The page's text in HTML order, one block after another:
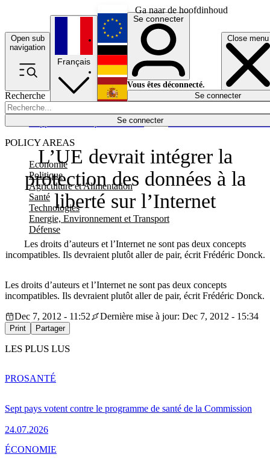
Ga naar de hoofdinhoud
Open sub
navigation
Close menu
Recherche
Se connecter
POLICY AREAS
Economie
Politique
Agriculture et Alimentation
Santé
Technologies
Energie, Environnement et Transport
Défense
Économie
Français
English
Deutsch
Español
Se connecter
Vous êtes déconnecté.
Se connecter
L’UE devrait intégrer la
protection des données à la
liberté sur l’Internet
Les droits d’auteurs et l’Internet ne sont pas deux concepts
incompatibles. Ils devraient plutôt aller de pair, écrit Frédéric Donck.
Les droits d’auteurs et l’Internet ne sont pas deux concepts
incompatibles. Ils devraient plutôt aller de pair, écrit Frédéric Donck.
Dec 7, 2012 - 11:52
Dernière mise à jour: Dec 7, 2012 - 15:34
Print Partager
LES PLUS LUS
Sept pays votent contre le programme de santé de la Commission
24.07.2026
PROSANTÉ
ÉCONOMIE